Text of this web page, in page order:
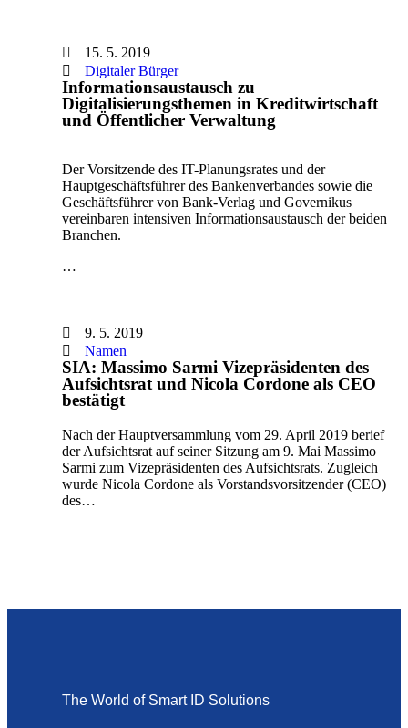
15. 5. 2019
Digitaler Bürger
Informationsaustausch zu
Digitalisierungsthemen in Kreditwirtschaft
und Öffentlicher Verwaltung
Der Vorsitzende des IT-Planungsrates und der
Hauptgeschäftsführer des Bankenverbandes sowie die
Geschäftsführer von Bank-Verlag und Governikus
vereinbaren intensiven Informationsaustausch der beiden
Branchen.
…
9. 5. 2019
Namen
SIA: Massimo Sarmi Vizepräsidenten des
Aufsichtsrat und Nicola Cordone als CEO
bestätigt
Nach der Hauptversammlung vom 29. April 2019 berief
der Aufsichtsrat auf seiner Sitzung am 9. Mai Massimo
Sarmi zum Vizepräsidenten des Aufsichtsrats. Zugleich
wurde Nicola Cordone als Vorstandsvorsitzender (CEO)
des…
The World of Smart ID Solutions